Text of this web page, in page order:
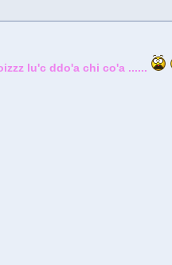
lu'c ddo'a chi co'a ......